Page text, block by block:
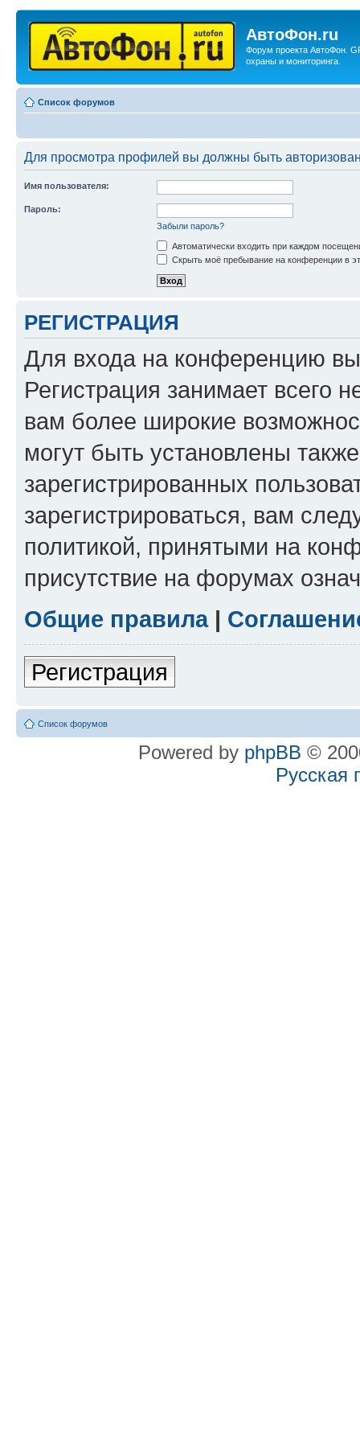
АвтоФон.ru
Форум проекта АвтоФон.
охраны и мониторинга.
Список форумов
Для просмотра профилей вы должны быть
Имя пользователя:
Пароль:
Забыли пароль?
Автоматически входить при каждом
Скрыть моё пребывание на конференции в
РЕГИСТРАЦИЯ
Для входа на конференцию
Регистрация занимает всего
вам более широкие
могут быть установлены
зарегистрированных
зарегистрироваться, вам
политикой, принятыми на
присутствие на форумах
Общие правила|
Регистрация
Список форумов
Powered by phpBB ©
Русская